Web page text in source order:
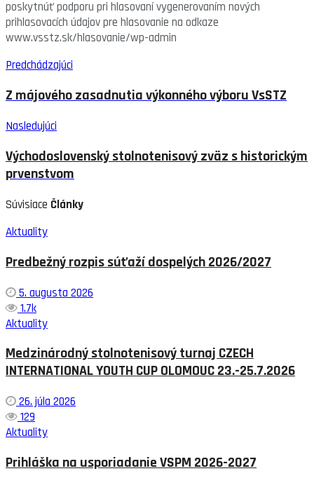
poskytnúť podporu pri hlasovaní vygenerovaním nových
prihlasovacích údajov pre hlasovanie na odkaze
www.vsstz.sk/hlasovanie/wp-admin
Predchádzajúci
Z májového zasadnutia výkonného výboru VsSTZ
Nasledujúci
Východoslovenský stolnotenisový zväz s historickým
prvenstvom
Súvisiace Články
Aktuality
Predbežný rozpis súťaží dospelých 2026/2027
5. augusta 2026
1.7k
Aktuality
Medzinárodný stolnotenisový turnaj CZECH
INTERNATIONAL YOUTH CUP OLOMOUC 23.-25.7.2026
26. júla 2026
129
Aktuality
Prihláška na usporiadanie VSPM 2026-2027